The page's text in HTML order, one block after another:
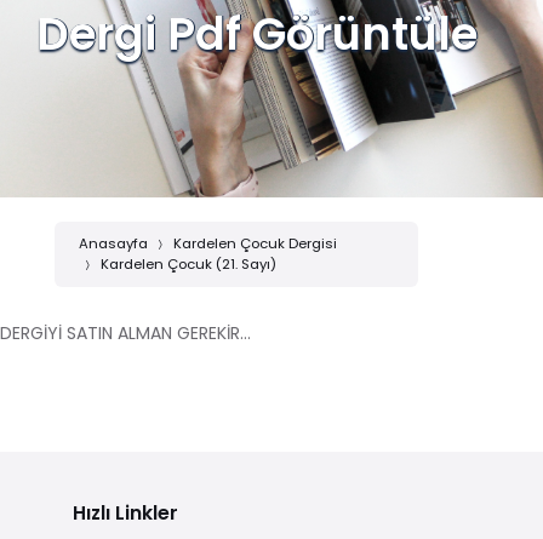
Dergi Pdf Görüntüle
Anasayfa
Kardelen Çocuk Dergisi
Kardelen Çocuk (21. Sayı)
DERGİYİ SATIN ALMAN GEREKİR...
Hızlı Linkler